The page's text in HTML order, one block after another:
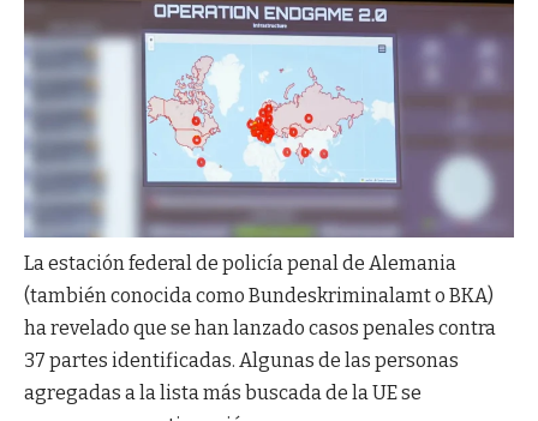
La estación federal de policía penal de Alemania
(también conocida como Bundeskriminalamt o BKA)
ha revelado que se han lanzado casos penales contra
37 partes identificadas. Algunas de las personas
agregadas a la lista más buscada de la UE se